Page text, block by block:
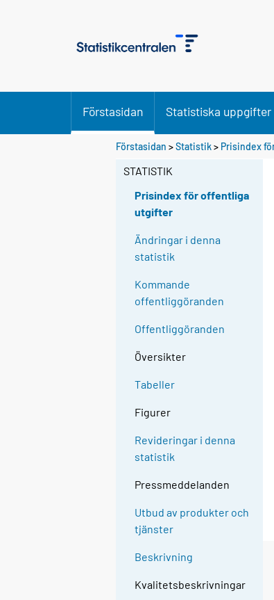
Förstasidan Statistiska uppgifter
Förstasidan >Statistik> Prisindex
STATISTIK
Prisindex för offentliga
utgifter
Ändringar i denna
statistik
Kommande
offentliggöranden
Offentliggöranden
Översikter
Tabeller
Figurer
Revideringar i denna
statistik
Pressmeddelanden
Utbud av produkter och
tjänster
Beskrivning
Kvalitetsbeskrivningar